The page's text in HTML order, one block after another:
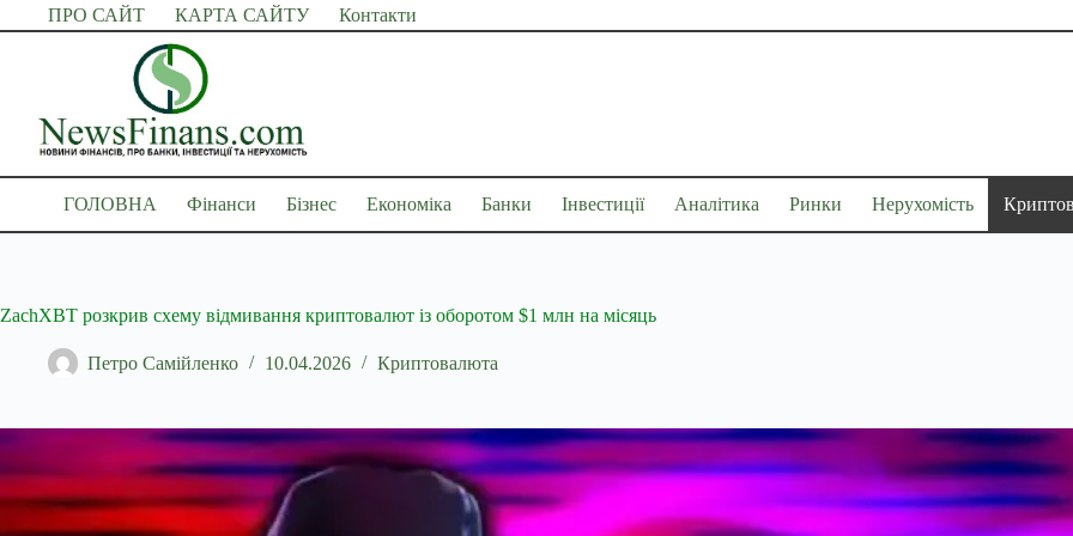
Перейти
до
ПРО САЙТ КАРТА САЙТУ Контакти
ГОЛОВНА Фінанси Бізнес Економіка Банки Інвестиції Аналітика Ринки Нерухомість
ZachXBT розкрив схему відмивання криптовалют із оборотом $1 млн на місяць
Петро Самійленко 10.04.2026 Криптовалюта